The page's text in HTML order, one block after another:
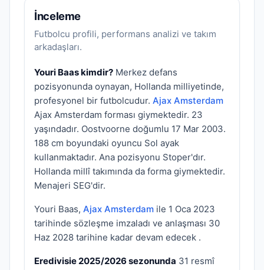
İnceleme
Futbolcu profili, performans analizi ve takım
arkadaşları.
Youri Baas kimdir? Merkez defans
pozisyonunda oynayan, Hollanda milliyetinde,
profesyonel bir futbolcudur. Ajax Amsterdam
Ajax Amsterdam forması giymektedir. 23
yaşındadır. Oostvoorne doğumlu 17 Mar 2003.
188 cm boyundaki oyuncu Sol ayak
kullanmaktadır. Ana pozisyonu Stoper'dır.
Hollanda millî takımında da forma giymektedir.
Menajeri SEG'dir.
Youri Baas, Ajax Amsterdam ile 1 Oca 2023
tarihinde sözleşme imzaladı ve anlaşması 30
Haz 2028 tarihine kadar devam edecek .
Eredivisie 2025/2026 sezonunda 31 resmî